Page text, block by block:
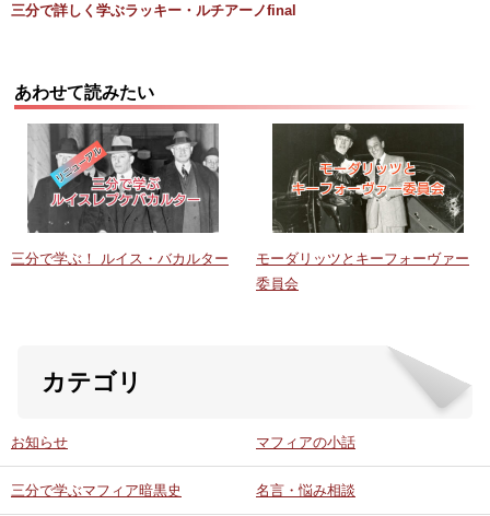
三分で詳しく学ぶラッキー・ルチアーノfinal
あわせて読みたい
三分で学ぶ！ ルイス・バカルター
モーダリッツとキーフォーヴァー
委員会
カテゴリ
お知らせ マフィアの小話
三分で学ぶマフィア暗黒史 名言・悩み相談